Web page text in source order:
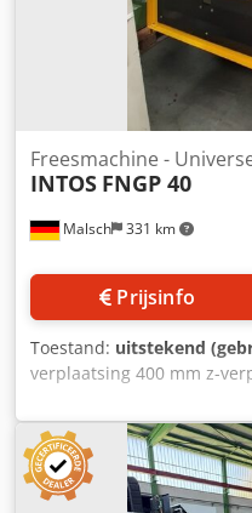
Malsch 331 km
Freesmachine -
INTOS FNGP 40
Prijsinfo
Toestand: uitstekend
verplaatsing 400 mm z-
HEIDENHAIN
omw/min Pinolslag 100
Klemoppervlak tafel 630 x
Totaal vermogensbehoefte
Benodigde ruimte ca. 2,5